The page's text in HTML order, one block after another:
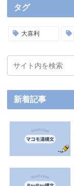
タグ
大喜利
新着記事